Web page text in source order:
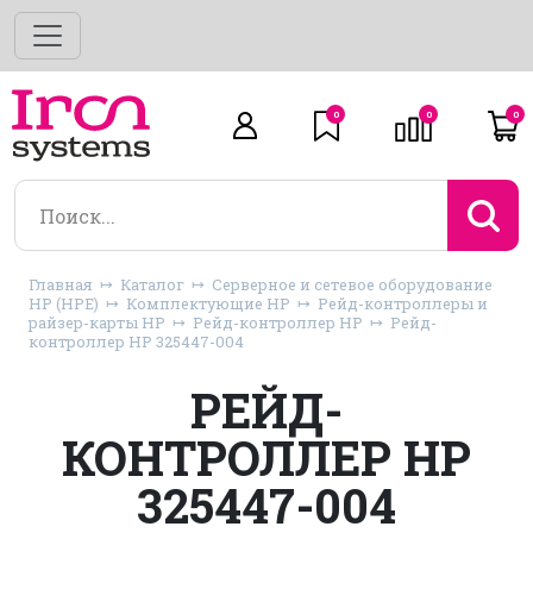
0 0 0
Главная Каталог
Серверное и сетевое оборудование
HP (HPE)
Комплектующие HP
Рейд-контроллеры и
райзер-карты HP
Рейд-контроллер HP
Рейд-
контроллер HP 325447-004
РЕЙД-
КОНТРОЛЛЕР HP
325447-004